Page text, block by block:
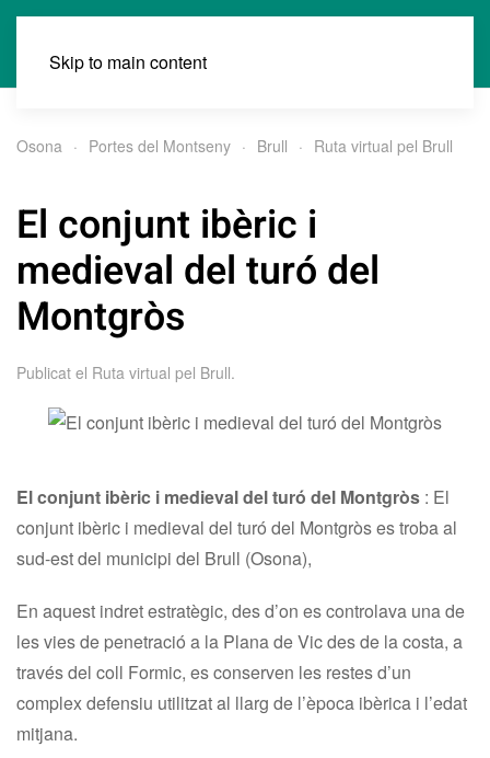
Skip to main content
Osona Portes del Montseny Brull Ruta virtual pel Brull
El conjunt ibèric i
medieval del turó del
Montgròs
Publicat el Ruta virtual pel Brull.
El conjunt ibèric i medieval del turó del Montgròs : El
conjunt ibèric i medieval del turó del Montgròs es troba al
sud-est del municipi del Brull (Osona),
En aquest indret estratègic, des d’on es controlava una de
les vies de penetració a la Plana de Vic des de la costa, a
través del coll Formic, es conserven les restes d’un
complex defensiu utilitzat al llarg de l’època ibèrica i l’edat
mitjana.